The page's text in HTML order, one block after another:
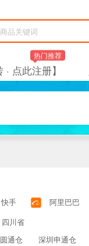
热门推荐
点此注册】
快手 阿里巴巴
四川省
通仓 深圳申通仓